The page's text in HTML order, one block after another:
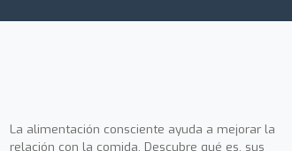
La alimentación consciente ayuda a mejorar la
relación con la comida. Descubre qué es, sus